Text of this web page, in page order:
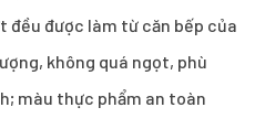
đều được làm từ căn bếp của
không quá ngọt, phù
màu thực phẩm an toàn